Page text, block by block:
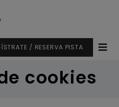
/ RESERVA PISTA
cookies